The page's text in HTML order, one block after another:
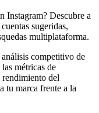
Instagram? Descubre a
sugeridas,
multiplataforma.
competitivo de
métricas de
del
tu marca frente a la